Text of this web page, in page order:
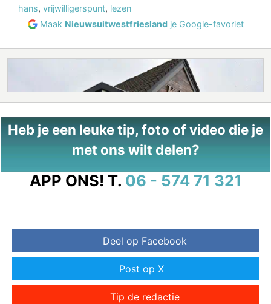
hans, vrijwilligerspunt, lezen
Maak Nieuwsuitwestfrieslandje Google-favoriet
Heb je een leuke tip, foto of video die je
met ons wilt delen?
APP ONS! T. 06 - 574 71 321
Deel op Facebook
Post op X
Tip de redactie